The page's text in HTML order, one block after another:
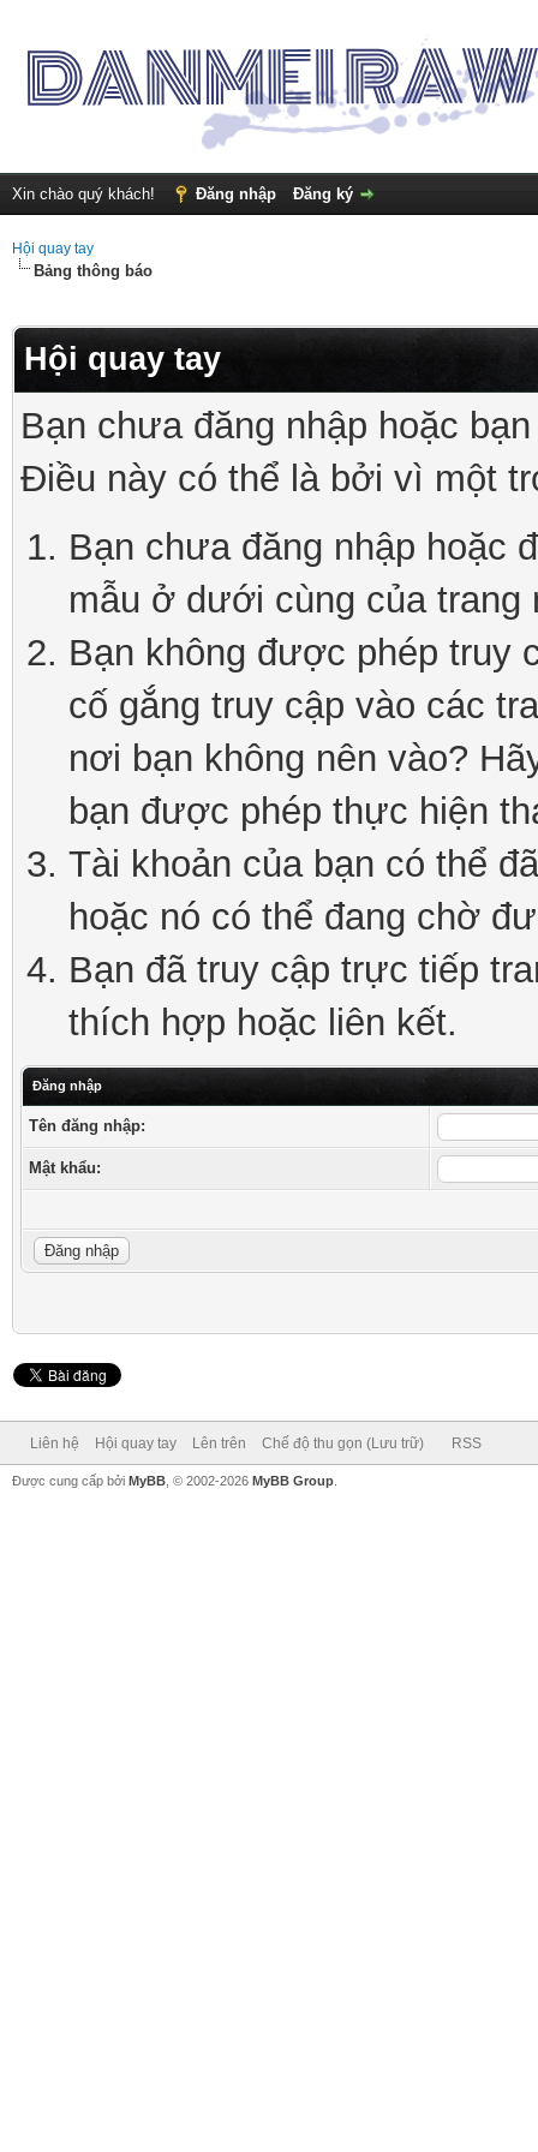
Xin chào quý khách! Đăng nhập Đăng ký
Hội quay tay
Bảng thông báo
Hội quay tay
Bạn chưa đăng nhập hoặc
Điều này có thể là bởi vì một
Bạn chưa đăng nhập hoặc
mẫu ở dưới cùng của trang
Bạn không được phép truy
cố gắng truy cập vào các
nơi bạn không nên vào?
bạn được phép thực hiện
Tài khoản của bạn có thể
hoặc nó có thể đang chờ
Bạn đã truy cập trực tiếp
thích hợp hoặc liên kết.
Đăng nhập
Tên đăng nhập:
Mật khẩu:
Liên hệ Hội quay tay Lên trên Chế độ thu gọn (Lưu trữ) RSS
Được cung cấp bởi MyBB , © 2002-2026 MyBB Group